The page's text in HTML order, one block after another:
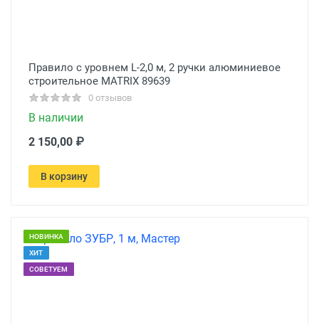
Правило с уровнем L-2,0 м, 2 ручки алюминиевое
строительное MATRIX 89639
0 отзывов
В наличии
2 150,00 ₽
В корзину
НОВИНКА
ХИТ
СОВЕТУЕМ